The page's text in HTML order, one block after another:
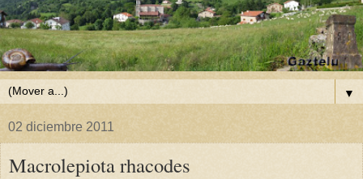
▼
02 diciembre 2011
Macrolepiota rhacodes